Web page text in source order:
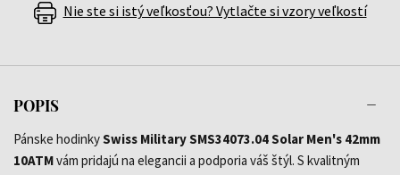
Nie ste si istý veľkosťou? Vytlačte si vzory veľkostí
POPIS
Pánske hodinkySwiss Military SMS34073.04 Solar Men's 42mm
10ATMvám pridajú na elegancii a podporia váš štýl. S kvalitným